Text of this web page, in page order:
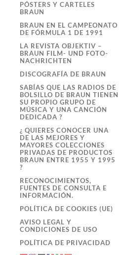
PÓSTERS Y CARTELES
BRAUN
BRAUN EN EL CAMPEONATO
DE FÓRMULA 1 DE 1991
LA REVISTA OBJEKTIV –
BRAUN FILM- UND FOTO-
NACHRICHTEN
DISCOGRAFÍA DE BRAUN
SABÍAS QUE LAS RADIOS DE
BOLSILLO DE BRAUN TIENEN
SU PROPIO GRUPO DE
MÚSICA Y UNA CANCIÓN
DEDICADA ?
¿ QUIERES CONOCER UNA
DE LAS MEJORES Y
MAYORES COLECCIONES
PRIVADAS DE PRODUCTOS
BRAUN ENTRE 1955 Y 1995
?
RECONOCIMIENTOS,
FUENTES DE CONSULTA E
INFORMACIÓN.
POLÍTICA DE COOKIES (UE)
AVISO LEGAL Y
CONDICIONES DE USO
POLÍTICA DE PRIVACIDAD